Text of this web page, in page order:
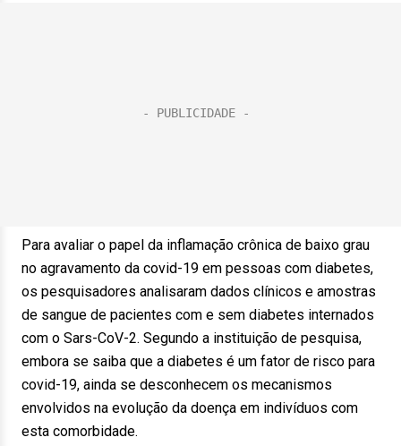
Para avaliar o papel da inflamação crônica de baixo grau
no agravamento da covid-19 em pessoas com diabetes,
os pesquisadores analisaram dados clínicos e amostras
de sangue de pacientes com e sem diabetes internados
com o Sars-CoV-2. Segundo a instituição de pesquisa,
embora se saiba que a diabetes é um fator de risco para
covid-19, ainda se desconhecem os mecanismos
envolvidos na evolução da doença em indivíduos com
esta comorbidade.